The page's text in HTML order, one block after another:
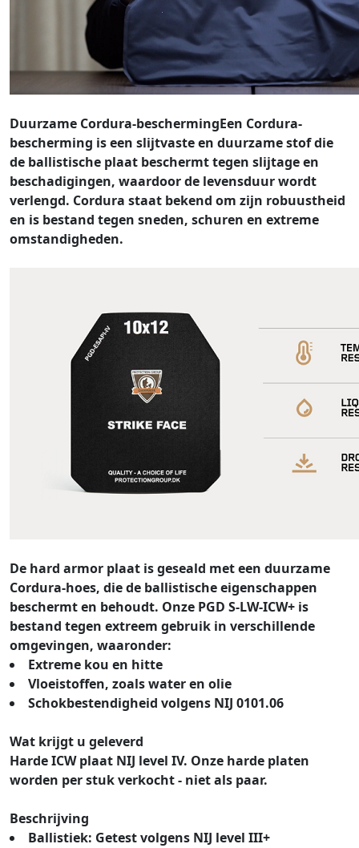
Duurzame Cordura-beschermingEen Cordura-
bescherming is een slijtvaste en duurzame stof die
de ballistische plaat beschermt tegen slijtage en
beschadigingen, waardoor de levensduur wordt
verlengd. Cordura staat bekend om zijn robuustheid
en is bestand tegen sneden, schuren en extreme
omstandigheden.
De hard armor plaat is geseald met een duurzame
Cordura-hoes, die de ballistische eigenschappen
beschermt en behoudt. Onze PGD S-LW-ICW+ is
bestand tegen extreem gebruik in verschillende
omgevingen, waaronder:
Extreme kou en hitte
Vloeistoffen, zoals water en olie
Schokbestendigheid volgens NIJ 0101.06
Wat krijgt u geleverd
Harde ICW plaat NIJ level IV. Onze harde platen
worden per stuk verkocht - niet als paar.
Beschrijving
Ballistiek: Getest volgens NIJ level III+